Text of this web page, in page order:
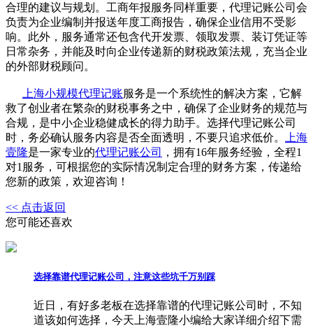
合理的建议与规划。工商年报服务同样重要，代理记账公司会
负责为企业编制并报送年度工商报告，确保企业信用不受影
响。此外，服务通常还包含代开发票、领取发票、装订凭证等
日常杂务，并能及时向企业传递新的财税政策法规，充当企业
的外部财税顾问。
上海小规模代理记账服务是一个系统性的解决方案，它解
救了创业者在繁杂的财税事务之中，确保了企业财务的规范与
合规，是中小企业稳健成长的得力助手。选择代理记账公司
时，务必确认服务内容是否全面透明，不要只追求低价。
上海
壹隆是一家专业的代理记账公司
，拥有16年服务经验，全程1
对1服务，可根据您的实际情况制定合理的财务方案，传递给
您新的政策，欢迎咨询！
<< 点击返回
您可能还喜欢
选择靠谱代理记账公司，注意这些坑千万别踩
近日，有好多老板在选择靠谱的代理记账公司时，不知
道该如何选择，今天上海壹隆小编给大家详细介绍下需